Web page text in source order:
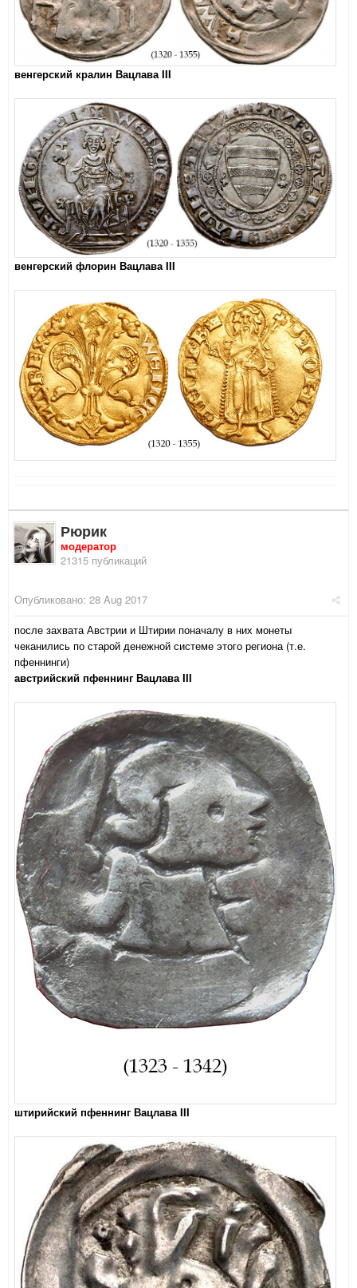
венгерский кралин Вацлава III
венгерский флорин Вацлава III
Рюрик
модератор
21315 публикаций
Опубликовано: 28 Aug 2017
после захвата Австрии и Штирии поначалу в них монеты
чеканились по старой денежной системе этого региона (т.е.
пфеннинги)
австрийский пфеннинг Вацлава III
штирийский пфеннинг Вацлава III